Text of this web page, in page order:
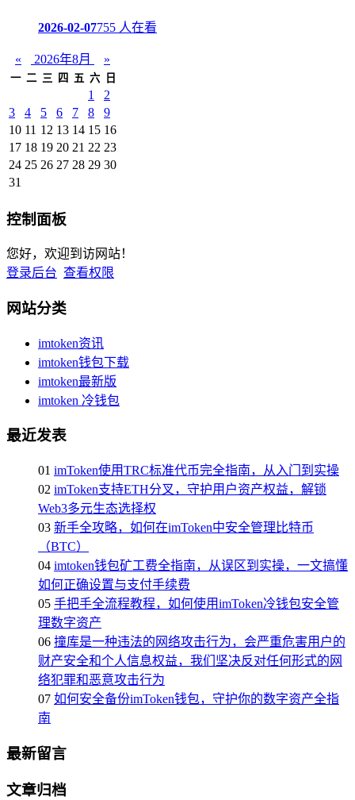
2026-02-07755 人在看
« 2026年8月 »
一 二 三 四 五 六 日
1
2
3
4 5 6 7 8
9
10 11 12 13 14 15 16
17 18 19 20 21 22 23
24 25 26 27 28 29 30
31
控制面板
您好，欢迎到访网站！
登录后台 查看权限
网站分类
imtoken资讯
imtoken钱包下载
imtoken最新版
imtoken 冷钱包
最近发表
01 imToken使用TRC标准代币完全指南，从入门到实操
02 imToken支持ETH分叉，守护用户资产权益，解锁
Web3多元生态选择权
03 新手全攻略，如何在imToken中安全管理比特币
（BTC）
04 imtoken钱包矿工费全指南，从误区到实操，一文搞懂
如何正确设置与支付手续费
05 手把手全流程教程，如何使用imToken冷钱包安全管
理数字资产
06 撞库是一种违法的网络攻击行为，会严重危害用户的
财产安全和个人信息权益，我们坚决反对任何形式的网
络犯罪和恶意攻击行为
07 如何安全备份imToken钱包，守护你的数字资产全指
南
最新留言
文章归档